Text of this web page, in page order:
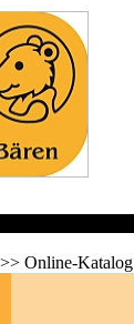
Online-